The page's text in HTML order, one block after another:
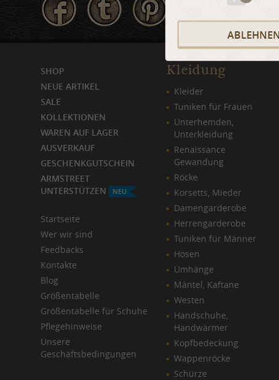
SHOP
NEUE ARTIKEL
SALE
KOLLEKTIONEN
WAREN AUF LAGER
AUSVERKAUF
GESCHENKGUTSCHEIN
ARMSTREET
UNTERSTÜTZEN
NEU
Startseite
Wer wir sind
Feedbacks
Kontakte
Blog
​Größentabelle
Größentabelle für Schuhe
Pflegehinweise
Unsere
Geschäftsbedingungen
Kleidung
Kleider
Tuniken für Frauen
Unterhemden,
Unterkleidung
Renaissance
Gewandung
Röcke
Korsetts, Mieder
Damengarderobe
Herrengarderobe
Tuniken für Männer
Hosen
Umhänge
Mäntel, Kaftane
Westen
Handschuhe,
Handwärmer
Kopfbedeckung
Wappenröcke
Schürze
ABLEHNEN